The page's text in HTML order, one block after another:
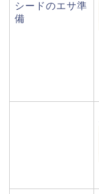
シードのエサ準
備